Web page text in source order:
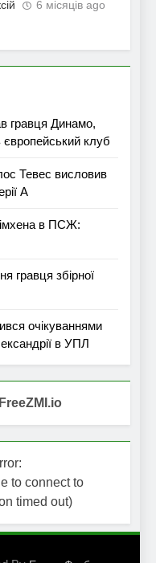
6 місяців ago
гравця Динамо,
клуб
Тевес висловив
А
в ПСЖ:
гравця збірної
очікуваннями
в УПЛ
to connect to
timed out)